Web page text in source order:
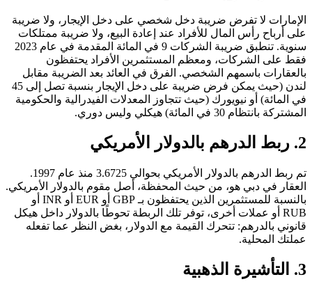
الإمارات لا تفرض ضريبة دخل شخصي على دخل الإيجار، ولا ضريبة
على أرباح رأس المال للأفراد عند إعادة البيع، ولا ضريبة ممتلكات
سنوية. تنطبق ضريبة الشركات 9 في المائة المقدمة في عام 2023
فقط على الشركات، ومعظم المستثمرين الأفراد يحتفظون
بالعقارات باسمهم الشخصي. الفرق في العائد بعد الضريبة مقابل
لندن (حيث يمكن فرض ضريبة على دخل الإيجار بنسبة تصل إلى 45
في المائة) أو نيويورك (حيث تتجاوز المعدلات الفيدرالية والحكومية
المشتركة بانتظام 30 في المائة) هيكلي وليس دوري.
2. ربط الدرهم بالدولار الأمريكي
تم ربط الدرهم بالدولار الأمريكي بحوالي 3.6725 منذ عام 1997.
العقار في دبي هو، من حيث المحفظة، أصل مقوم بالدولار الأمريكي.
بالنسبة للمستثمرين الذين يحتفظون بـ GBP أو EUR أو INR أو
RUB أو عملات أخرى، توفر تلك الربطة تحوطًا بالدولار داخل هيكل
قانوني بالدرهم: تتحرك القيمة مع الدولار، بغض النظر عما تفعله
عملتك المحلية.
3. التأشيرة الذهبية